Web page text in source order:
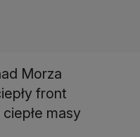
Morza
front
masy